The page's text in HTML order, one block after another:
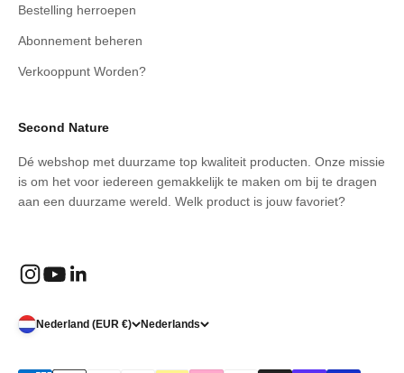
Bestelling herroepen
Abonnement beheren
Verkooppunt Worden?
Second Nature
Dé webshop met duurzame top kwaliteit producten. Onze missie
is om het voor iedereen gemakkelijk te maken om bij te dragen
aan een duurzame wereld. Welk product is jouw favoriet?
Nederland (EUR €) Nederlands